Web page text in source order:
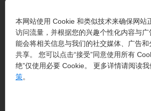
代理服务
品质、永不过期的动态代理IP池流量包
起。我们的IP资源包括超过3.5亿的动态
覆盖全球200多个国家。支持HTTP代理
协议，IP可用率超过99%。购买我们的
供的
、爬虫抓取、电商系统、网络
本网站使用 Cookie 和类似技术来确保网站
访问流量，并根据您的兴趣个性化内容与
能会将相关信息与我们的社交媒体、广告
共享。 您可以点击“接受”同意使用所有
绝”仅使用必要 Cookie。 更多详情请阅读我
策。